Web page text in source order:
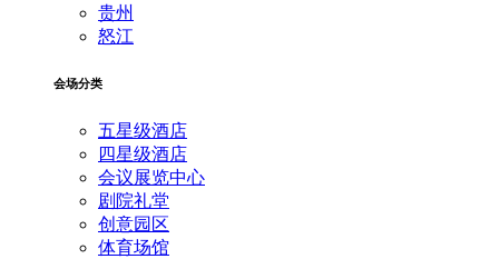
贵州
怒江
会场分类
五星级酒店
四星级酒店
会议展览中心
剧院礼堂
创意园区
体育场馆